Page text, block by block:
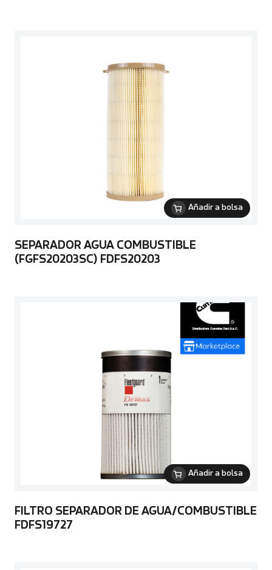
Añadir a bolsa
SEPARADOR AGUA COMBUSTIBLE
(FGFS20203SC) FDFS20203
Añadir a bolsa
FILTRO SEPARADOR DE AGUA/COMBUSTIBLE
FDFS19727